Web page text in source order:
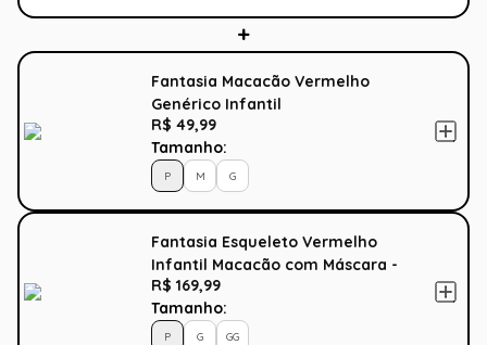
Fantasia Macacão Vermelho
Genérico Infantil
R$ 49,99
Tamanho:
P M G
Fantasia Esqueleto Vermelho
Infantil Macacão com Máscara -
Halloween
R$ 169,99
Tamanho:
P G GG